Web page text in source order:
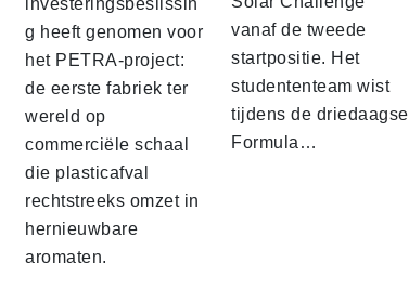
investeringsbeslissin
g heeft genomen voor
het PETRA-project:
de eerste fabriek ter
wereld op
commerciële schaal
die plasticafval
rechtstreeks omzet in
hernieuwbare
aromaten.
vanaf de tweede
startpositie. Het
studententeam wist
tijdens de driedaagse
Formula…